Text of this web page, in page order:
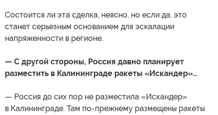
Состоится ли эта сделка, неясно, но если да, это
станет серьезным основанием для эскалации
напряженности в регионе.
— С другой стороны, Россия давно планирует
разместить в Калининграде ракеты «Искандер»…
— Россия до сих пор не разместила «Искандер»
в Калининграде. Там по-прежнему размещены ракеты